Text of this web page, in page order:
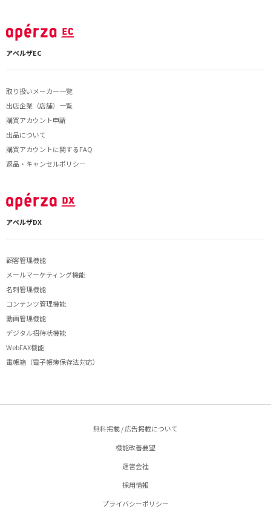
アペルザEC
取り扱いメーカー一覧
出店企業（店舗）一覧
購買アカウント申請
出品について
購買アカウントに関するFAQ
返品・キャンセルポリシー
アペルザDX
顧客管理機能
メールマーケティング機能
名刺管理機能
コンテンツ管理機能
動画管理機能
デジタル招待状機能
WebFAX機能
電帳箱（電子帳簿保存法対応）
無料掲載 / 広告掲載について
機能改善要望
運営会社
採用情報
プライバシーポリシー